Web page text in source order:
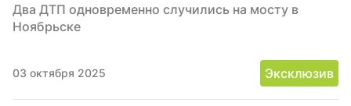
Два ДТП одновременно случились на мосту в
Ноябрьске
03 октября 2025 Эксклюзив